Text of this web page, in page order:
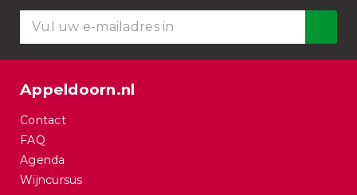
Appeldoorn.nl
Contact
FAQ
Agenda
Wijncursus